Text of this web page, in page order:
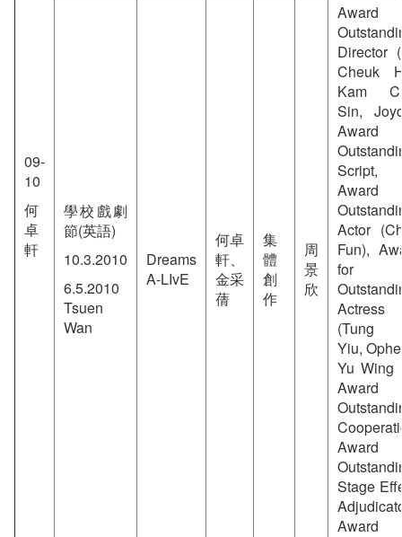
09-
10
何
卓
軒
學校戲劇
節(英語)
10.3.2010
6.5.2010
Tsuen
Wan
Dreams
A-LIvE
何卓
軒、
金采
蒨
集
體
創
作
周
景
欣
Award
Director
Cheuk
Kam
Sin,
Award
Script,
Award
Actor
Fun),
for
Actress
(Tung
Yiu,
Yu Wing
Award
Award
Stage
Award